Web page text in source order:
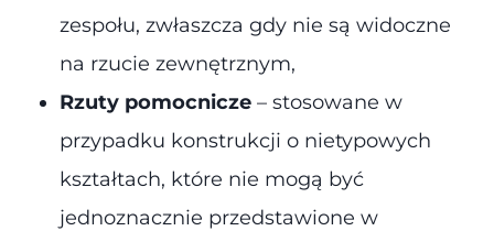
zespołu, zwłaszcza gdy nie są widoczne
na rzucie zewnętrznym,
Rzuty pomocnicze – stosowane w
przypadku konstrukcji o nietypowych
kształtach, które nie mogą być
jednoznacznie przedstawione w